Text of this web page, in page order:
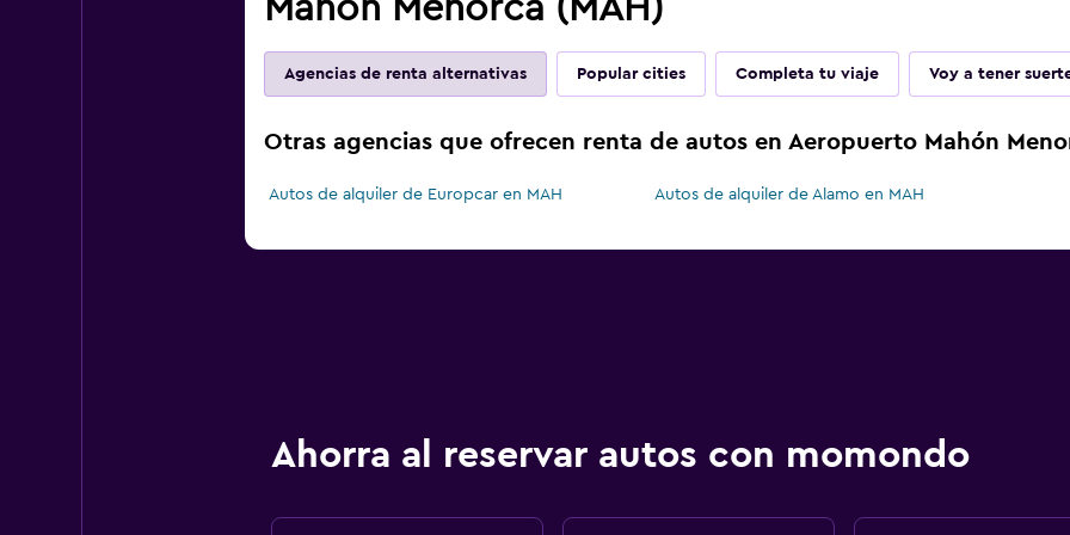
Mahón Menorca (MAH)
Agencias de renta alternativas Popular cities Completa tu viaje Voy a tener
Otras agencias que ofrecen renta de autos en Aeropuerto Mahón
Autos de alquiler de Europcar en MAH Autos de alquiler de Alamo en MAH
Ahorra al reservar autos con momondo